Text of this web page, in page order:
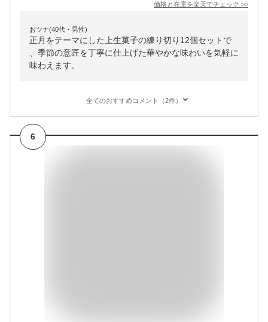
価格と在庫を楽天でチェック >>
おツナ(40代・男性)
正月をテーマにした上生菓子の練り切り12個セットで
、季節の意匠を丁寧に仕上げた華やかな味わいを気軽に
味わえます。
全てのおすすめコメント（2件）
6